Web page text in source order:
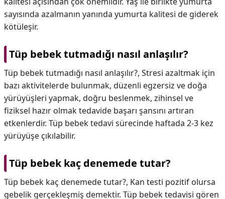
sayısında azalmanın yanında yumurta kalitesi de giderek
kötüleşir.
Tüp bebek tutmadığı nasıl anlaşılır?
Tüp bebek tutmadığı nasıl anlaşılır?, Stresi azaltmak için
bazı aktivitelerde bulunmak, düzenli egzersiz ve doğa
yürüyüşleri yapmak, doğru beslenmek, zihinsel ve
fiziksel hazır olmak tedavide başarı şansını artıran
etkenlerdir. Tüp bebek tedavi sürecinde haftada 2-3 kez
yürüyüşe çıkılabilir.
Tüp bebek kaç denemede tutar?
Tüp bebek kaç denemede tutar?, Kan testi pozitif olursa
gebelik gerçekleşmiş demektir. Tüp bebek tedavisi gören